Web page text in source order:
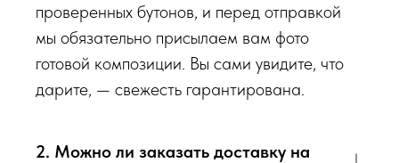
проверенных бутонов, и перед отправкой
мы обязательно присылаем вам фото
готовой композиции. Вы сами увидите, что
дарите, — свежесть гарантирована.
2. Можно ли заказать доставку на